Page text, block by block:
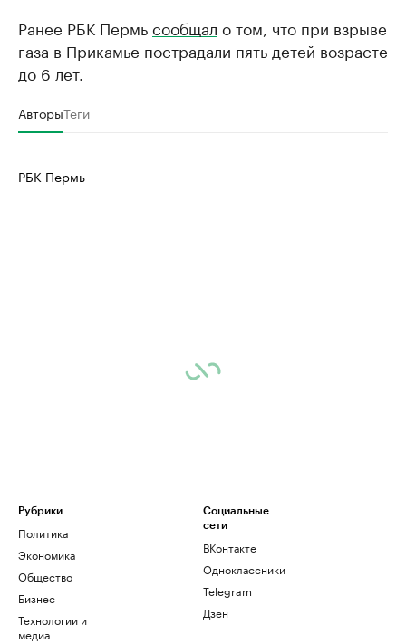
Ранее РБК Пермьсообщал о том, что при взрыве
газа в Прикамье пострадали пять детей возрасте
до 6 лет.
АвторыТеги
РБК Пермь
Рубрики
Политика
Экономика
Общество
Бизнес
Технологии и
медиа
Социальные
сети
ВКонтакте
Одноклассники
Telegram
Дзен